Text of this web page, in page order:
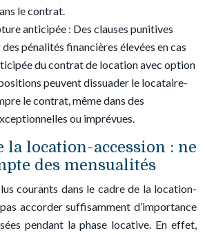
le contrat.
anticipée : Des clauses punitives
pénalités financières élevées en cas
du contrat de location avec option
peuvent dissuader le locataire-
le contrat, même dans des
ou imprévues.
la location-accession : ne
des mensualités
courants dans le cadre de la location-
accorder suffisamment d’importance
pendant la phase locative. En effet,